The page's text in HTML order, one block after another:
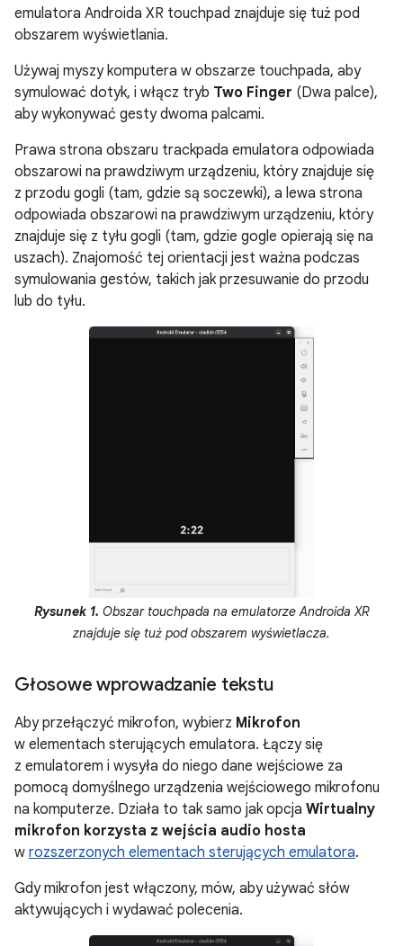
emulatora Androida XR touchpad znajduje się tuż pod
obszarem wyświetlania.
Używaj myszy komputera w obszarze touchpada, aby
symulować dotyk, i włącz tryb Two Finger (Dwa palce),
aby wykonywać gesty dwoma palcami.
Prawa strona obszaru trackpada emulatora odpowiada
obszarowi na prawdziwym urządzeniu, który znajduje się
z przodu gogli (tam, gdzie są soczewki), a lewa strona
odpowiada obszarowi na prawdziwym urządzeniu, który
znajduje się z tyłu gogli (tam, gdzie gogle opierają się na
uszach). Znajomość tej orientacji jest ważna podczas
symulowania gestów, takich jak przesuwanie do przodu
lub do tyłu.
Rysunek 1. Obszar touchpada na emulatorze Androida XR
znajduje się tuż pod obszarem wyświetlacza.
Głosowe wprowadzanie tekstu
Aby przełączyć mikrofon, wybierz Mikrofon
w elementach sterujących emulatora. Łączy się
z emulatorem i wysyła do niego dane wejściowe za
pomocą domyślnego urządzenia wejściowego mikrofonu
na komputerze. Działa to tak samo jak opcja Wirtualny
mikrofon korzysta z wejścia audio hosta
w rozszerzonych elementach sterujących emulatora.
Gdy mikrofon jest włączony, mów, aby używać słów
aktywujących i wydawać polecenia.